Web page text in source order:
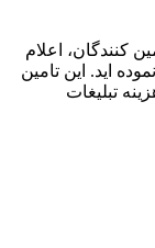
کنندگان، اعلام
اید. این تامین
تبلیغات